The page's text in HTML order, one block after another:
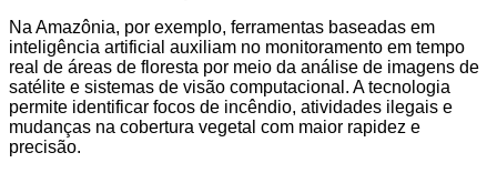
Na Amazônia, por exemplo, ferramentas baseadas em
inteligência artificial auxiliam no monitoramento em tempo
real de áreas de floresta por meio da análise de imagens de
satélite e sistemas de visão computacional. A tecnologia
permite identificar focos de incêndio, atividades ilegais e
mudanças na cobertura vegetal com maior rapidez e
precisão.